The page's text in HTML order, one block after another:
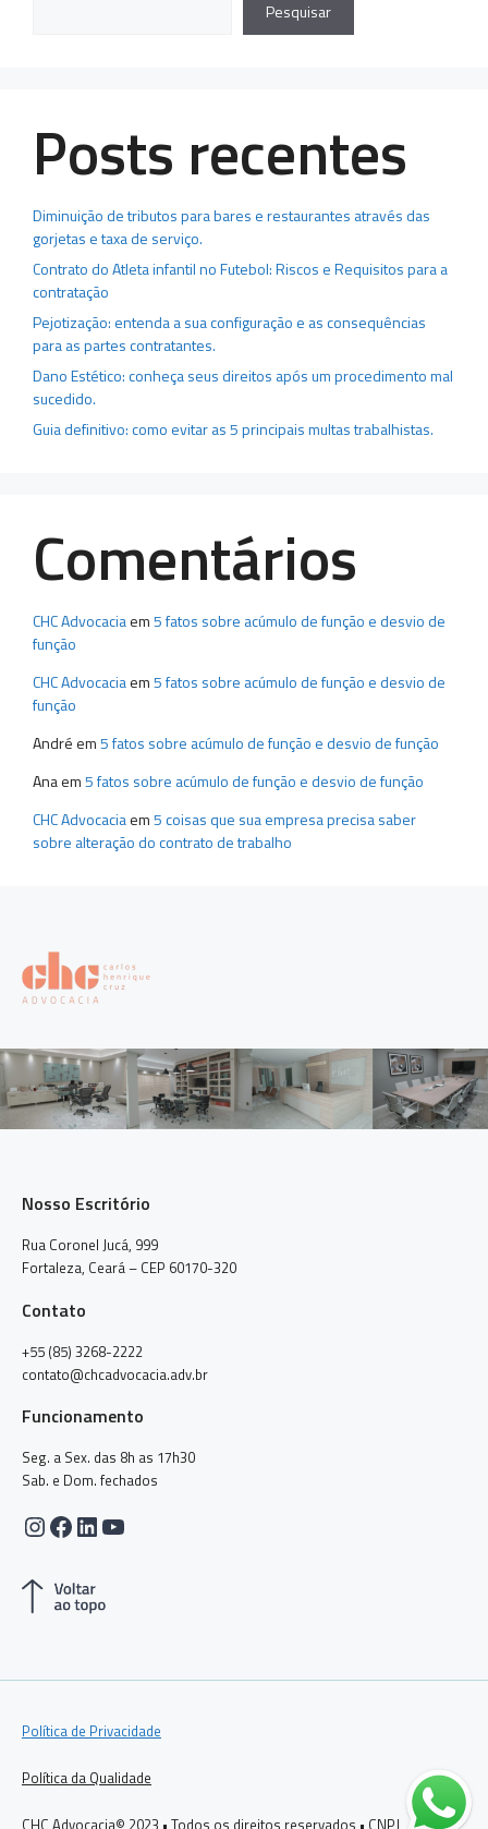
Pesquisar
Posts recentes
Diminuição de tributos para bares e restaurantes através das
gorjetas e taxa de serviço.
Contrato do Atleta infantil no Futebol: Riscos e Requisitos para a
contratação
Pejotização: entenda a sua configuração e as consequências
para as partes contratantes.
Dano Estético: conheça seus direitos após um procedimento mal
sucedido.
Guia definitivo: como evitar as 5 principais multas trabalhistas.
Comentários
CHC Advocaciaem5 fatos sobre acúmulo de função e desvio de
função
CHC Advocaciaem5 fatos sobre acúmulo de função e desvio de
função
André em5 fatos sobre acúmulo de função e desvio de função
Anaem5 fatos sobre acúmulo de função e desvio de função
CHC Advocaciaem5 coisas que sua empresa precisa saber
sobre alteração do contrato de trabalho
Nosso Escritório
Rua Coronel Jucá, 999
Fortaleza, Ceará – CEP 60170-320
Contato
+55 (85) 3268-2222
contato@chcadvocacia.adv.br
Funcionamento
Seg. a Sex. das 8h as 17h30
Sab. e Dom. fechados
Instagram
Facebook
LinkedIn
Youtube
Política de Privacidade
Política da Qualidade